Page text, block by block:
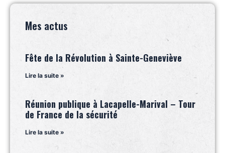
Mes actus
Fête de la Révolution à Sainte-Geneviève
Lire la suite »
Réunion publique à Lacapelle-Marival – Tour
de France de la sécurité
Lire la suite »